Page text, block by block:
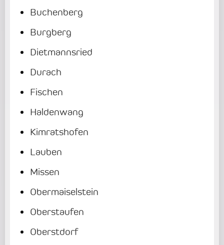
Buchenberg
Burgberg
Dietmannsried
Durach
Fischen
Haldenwang
Kimratshofen
Lauben
Missen
Obermaiselstein
Oberstaufen
Oberstdorf